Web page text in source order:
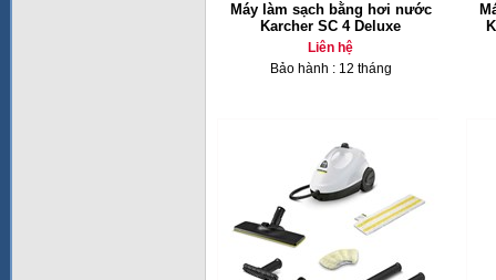
Máy làm sạch bằng hơi nước
Karcher SC 4 Deluxe
Liên hệ
Bảo hành : 12 tháng